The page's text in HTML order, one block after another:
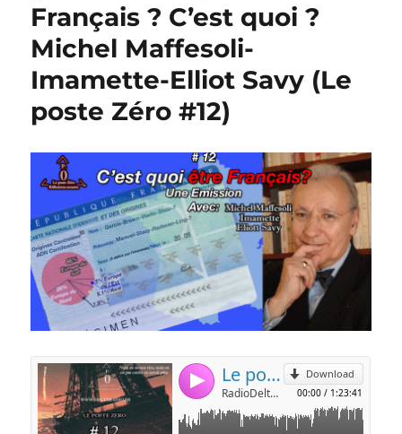
Français ? C’est quoi ?
Michel Maffesoli-
Imamette-Elliot Savy (Le
poste Zéro #12)